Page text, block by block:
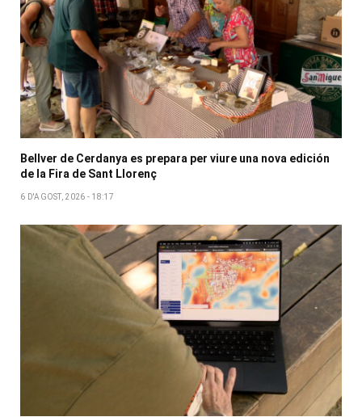
Bellver de Cerdanya es prepara per viure una nova edición
de la Fira de Sant Llorenç
6 D'AGOST, 2026 - 18:17